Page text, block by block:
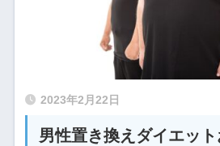
2023年2月22日
男性置き換えダイエッ